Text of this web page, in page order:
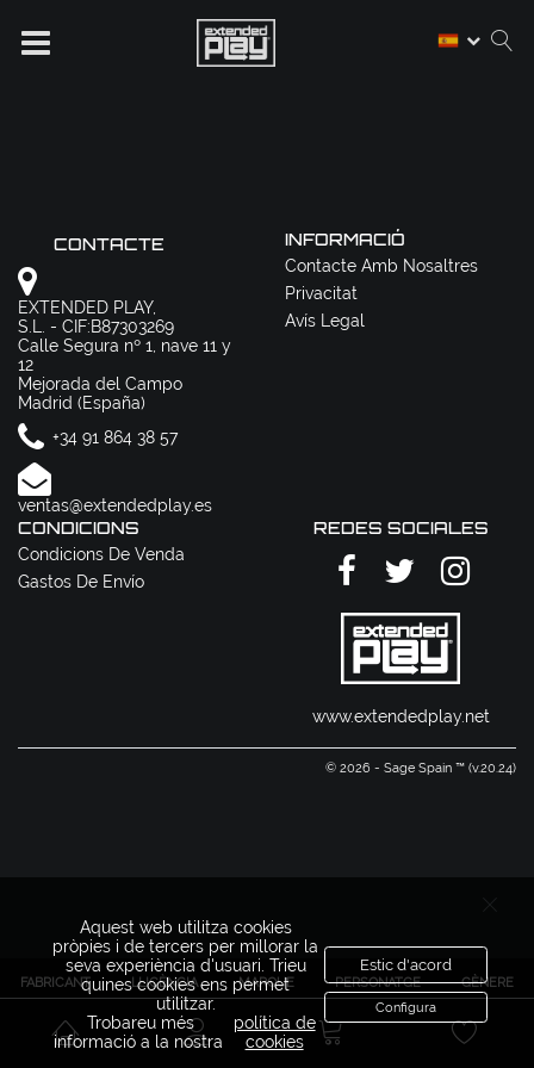
FABRICANT LLICÈNCIA MARQUE PERSONATGE GÈNERE
CONTACTE
EXTENDED PLAY,
S.L. - CIF:B87303269
Calle Segura nº 1, nave 11 y
12
Mejorada del Campo
Madrid (España)
+34 91 864 38 57
ventas@extendedplay.es
INFORMACIÓ
Contacte Amb Nosaltres
Privacitat
Avís Legal
CONDICIONS
Condicions De Venda
Gastos De Envío
REDES SOCIALES
www.extendedplay.net
© 2026 - Sage Spain ™ (v.20.24)
Aquest web utilitza cookies
pròpies i de tercers per millorar la
seva experiència d'usuari. Trieu
quines cookies ens permet
utilitzar.
Trobareu més
informació a la nostra
política de
cookies
Estic d'acord
Configura